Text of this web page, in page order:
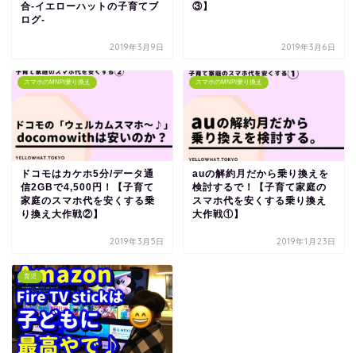
合-イエローハットの子育てブ
ログ-
2019年3月9日
③】
2019年3月6日
スマホのMNP/乗り換え
ドコモはカケホ5分/データ通
信2GBで4,500円！【子育て
家庭のスマホ代を安くする乗
り換え大作戦②】
2019年3月5日
スマホのMNP/乗り換え
auの解約月だから乗り換えを
検討するで！【子育て家庭の
スマホ代を安くする乗り換え
大作戦①】
2019年1月23日
育児